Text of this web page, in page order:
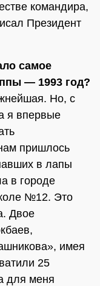
командира,
Президент
самое
— 1993 год?
Но, с
я впервые
пришлось
в лапы
в городе
№12. Это
Двое
имея
25
для меня